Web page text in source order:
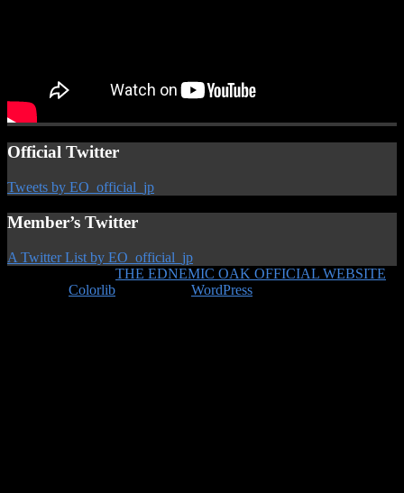
Official Twitter
Tweets by EO_official_jp
Member’s Twitter
A Twitter List by EO_official_jp
THE EDNEMIC OAK OFFICIAL WEBSITE
Colorlib WordPress